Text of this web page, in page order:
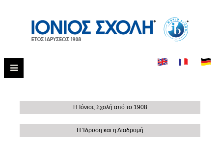
Η Ιόνιος Σχολή από το 1908
Η Ίδρυση και η Διαδρομή